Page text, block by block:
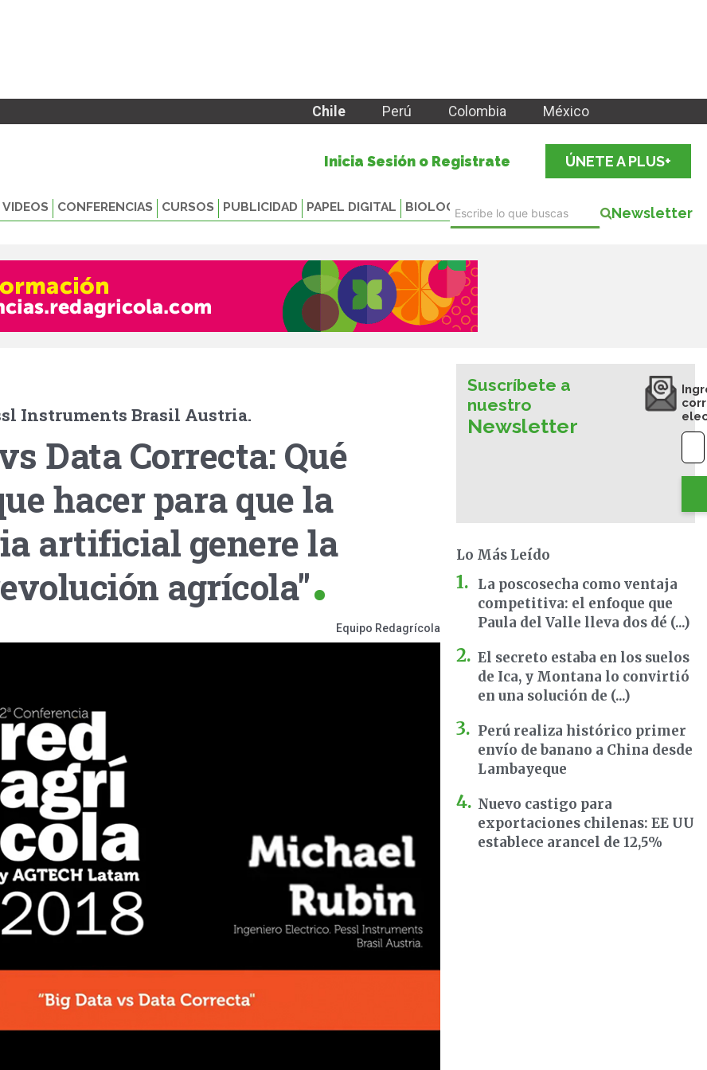
Chile Perú Colombia México
Inicia Sesión o Registrate ÚNETE A PLUS+
VIDEOS CONFERENCIAS CURSOS PUBLICIDAD PAPEL DIGITAL BIOLOGICALS Newsletter
Instruments Brasil Austria.
Data Correcta: Qué
hacer para que la
artificial genere la
agrícola"
Equipo Redagrícola
Suscríbete a
nuestro
Newsletter
Lo Más Leído
La poscosecha como ventaja
competitiva: el enfoque que
Paula del Valle lleva dos dé (...)
El secreto estaba en los suelos
de Ica, y Montana lo convirtió
en una solución de (...)
Perú realiza histórico primer
envío de banano a China desde
Lambayeque
Nuevo castigo para
exportaciones chilenas: EE UU
establece arancel de 12,5%